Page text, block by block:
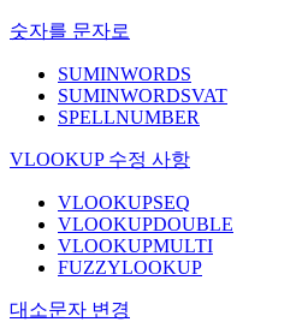
숫자를 문자로
SUMINWORDS
SUMINWORDSVAT
SPELLNUMBER
VLOOKUP 수정 사항
VLOOKUPSEQ
VLOOKUPDOUBLE
VLOOKUPMULTI
FUZZYLOOKUP
대소문자 변경